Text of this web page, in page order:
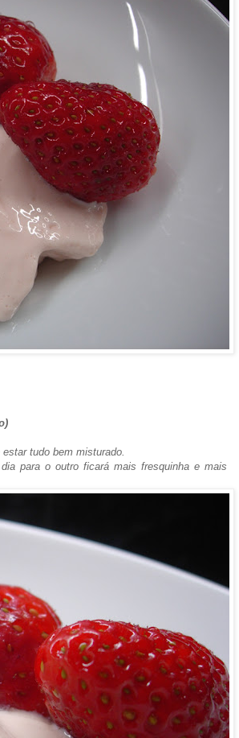
tudo bem misturado.
para o outro ficará mais fresquinha e mais